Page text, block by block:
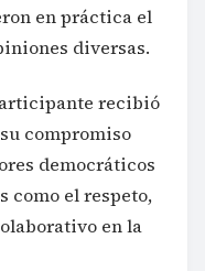
en práctica el
diversas.
recibió
compromiso
democráticos
como el respeto,
en la